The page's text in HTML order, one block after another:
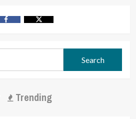
Trending